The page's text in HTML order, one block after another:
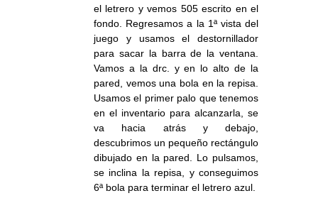
el letrero y vemos 505 escrito en el
fondo. Regresamos a la 1ª vista del
juego y usamos el destornillador
para sacar la barra de la ventana.
Vamos a la drc. y en lo alto de la
pared, vemos una bola en la repisa.
Usamos el primer palo que tenemos
en el inventario para alcanzarla, se
va hacia atrás y debajo,
descubrimos un pequeño rectángulo
dibujado en la pared. Lo pulsamos,
se inclina la repisa, y conseguimos
6ª bola para terminar el letrero azul.